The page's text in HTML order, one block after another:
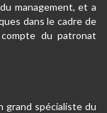
management, et a
dans le cadre de
du patronat
grand spécialiste du